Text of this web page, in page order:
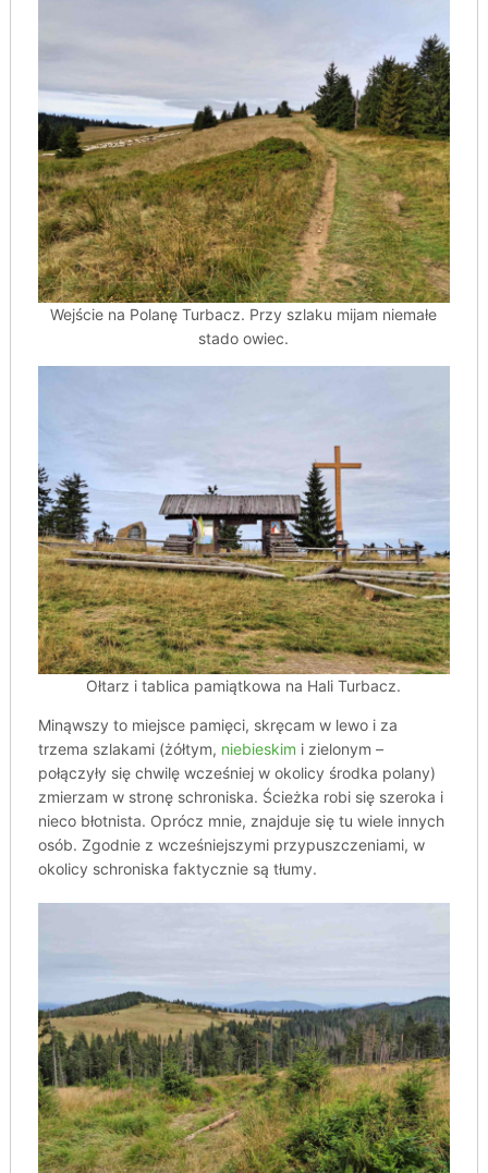
Wejście na Polanę Turbacz. Przy szlaku mijam niemałe
stado owiec.
Ołtarz i tablica pamiątkowa na Hali Turbacz.
Minąwszy to miejsce pamięci, skręcam w lewo i za
trzema szlakami (żółtym, niebieskim i zielonym –
połączyły się chwilę wcześniej w okolicy środka polany)
zmierzam w stronę schroniska. Ścieżka robi się szeroka i
nieco błotnista. Oprócz mnie, znajduje się tu wiele innych
osób. Zgodnie z wcześniejszymi przypuszczeniami, w
okolicy schroniska faktycznie są tłumy.